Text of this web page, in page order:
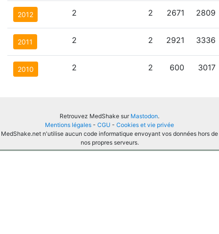
2012 2 2 2671 2809
2011 2 2 2921 3336
2010 2 2 600 3017
Retrouvez MedShake sur Mastodon.
Mentions légales - CGU - Cookies et vie privée
MedShake.net n'utilise aucun code informatique envoyant vos données hors de
nos propres serveurs.